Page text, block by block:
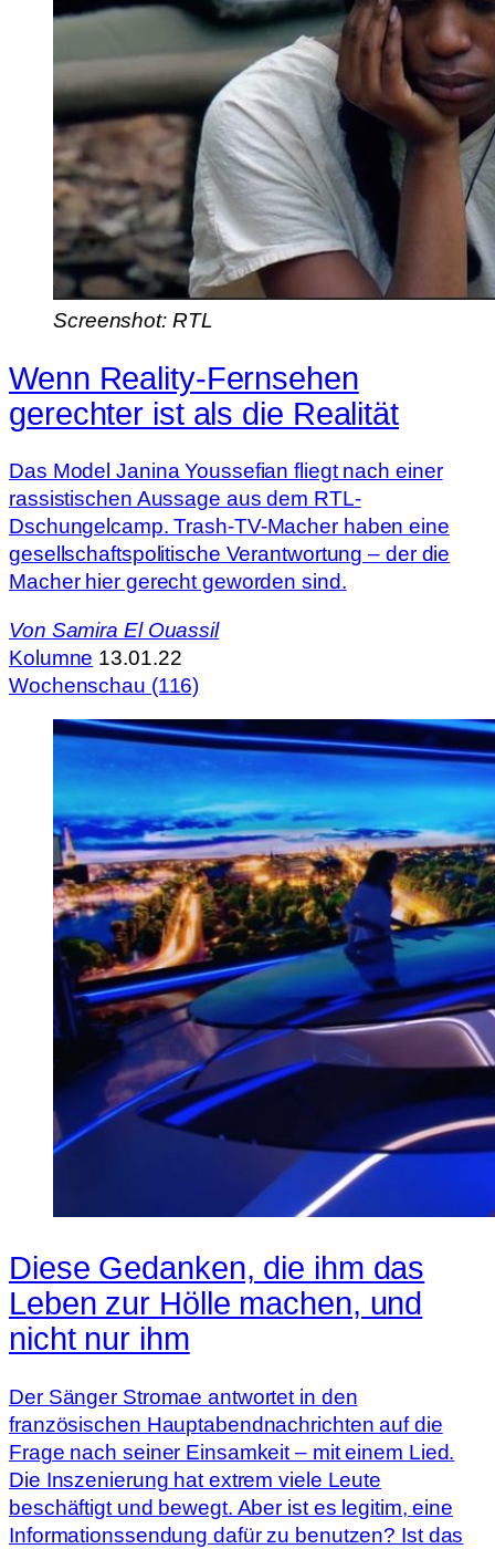
Screenshot: RTL
Wenn Reality-Fernsehen
gerechter ist als die Realität
Das Model Janina Youssefian fliegt nach einer
rassistischen Aussage aus dem RTL-
Dschungelcamp. Trash-TV-Macher haben eine
gesellschaftspolitische Verantwortung – der die
Macher hier gerecht geworden sind.
Von Samira El Ouassil
Kolumne 13.01.22
Wochenschau (116)
Diese Gedanken, die ihm das
Leben zur Hölle machen, und
nicht nur ihm
Der Sänger Stromae antwortet in den
französischen Hauptabendnachrichten auf die
Frage nach seiner Einsamkeit – mit einem Lied.
Die Inszenierung hat extrem viele Leute
beschäftigt und bewegt. Aber ist es legitim, eine
Informationssendung dafür zu benutzen? Ist das